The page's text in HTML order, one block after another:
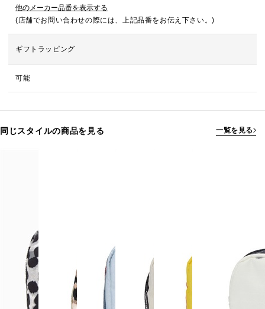
他のメーカー品番を表示する
(店舗でお問い合わせの際には、上記品番をお伝え下さい。)
ギフトラッピング
可能
同じスタイルの商品を見る 一覧を見る